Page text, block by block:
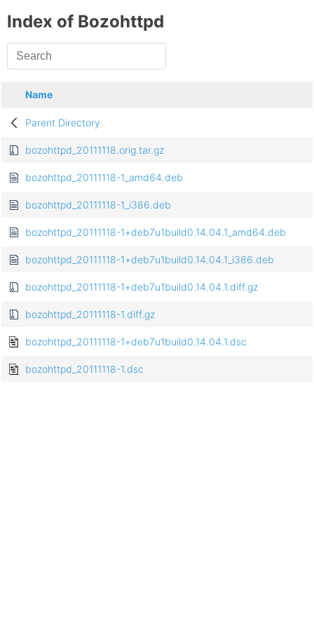
Index of Bozohttpd
Name
Parent Directory
bozohttpd_20111118.orig.tar.gz
bozohttpd_20111118-1_amd64.deb
bozohttpd_20111118-1_i386.deb
bozohttpd_20111118-1+deb7u1build0.14.04.1_amd64.deb
bozohttpd_20111118-1+deb7u1build0.14.04.1_i386.deb
bozohttpd_20111118-1+deb7u1build0.14.04.1.diff.gz
bozohttpd_20111118-1.diff.gz
bozohttpd_20111118-1+deb7u1build0.14.04.1.dsc
bozohttpd_20111118-1.dsc